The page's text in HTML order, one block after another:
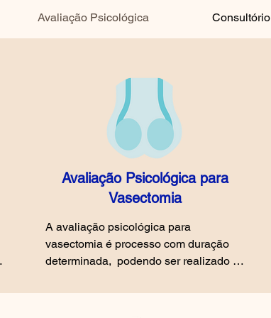
Avaliação Psicológica Consultório
Avaliação Psicológica para
Vasectomia
A avaliação psicológica para
vasectomia é processo com duração
determinada,  podendo ser realizado
acontece em 5 sessões/horas de